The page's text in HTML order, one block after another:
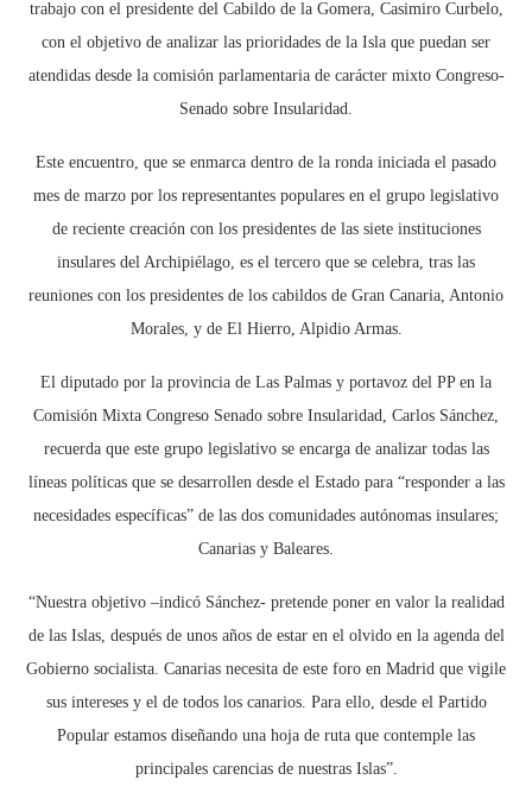
trabajo con el presidente del Cabildo de la Gomera, Casimiro Curbelo,
con el objetivo de analizar las prioridades de la Isla que puedan ser
atendidas desde la comisión parlamentaria de carácter mixto Congreso-
Senado sobre Insularidad.
Este encuentro, que se enmarca dentro de la ronda iniciada el pasado
mes de marzo por los representantes populares en el grupo legislativo
de reciente creación con los presidentes de las siete instituciones
insulares del Archipiélago, es el tercero que se celebra, tras las
reuniones con los presidentes de los cabildos de Gran Canaria, Antonio
Morales, y de El Hierro, Alpidio Armas.
El diputado por la provincia de Las Palmas y portavoz del PP en la
Comisión Mixta Congreso Senado sobre Insularidad, Carlos Sánchez,
recuerda que este grupo legislativo se encarga de analizar todas las
líneas políticas que se desarrollen desde el Estado para “responder a las
necesidades específicas” de las dos comunidades autónomas insulares;
Canarias y Baleares.
“Nuestra objetivo –indicó Sánchez- pretende poner en valor la realidad
de las Islas, después de unos años de estar en el olvido en la agenda del
Gobierno socialista. Canarias necesita de este foro en Madrid que vigile
sus intereses y el de todos los canarios. Para ello, desde el Partido
Popular estamos diseñando una hoja de ruta que contemple las
principales carencias de nuestras Islas”.